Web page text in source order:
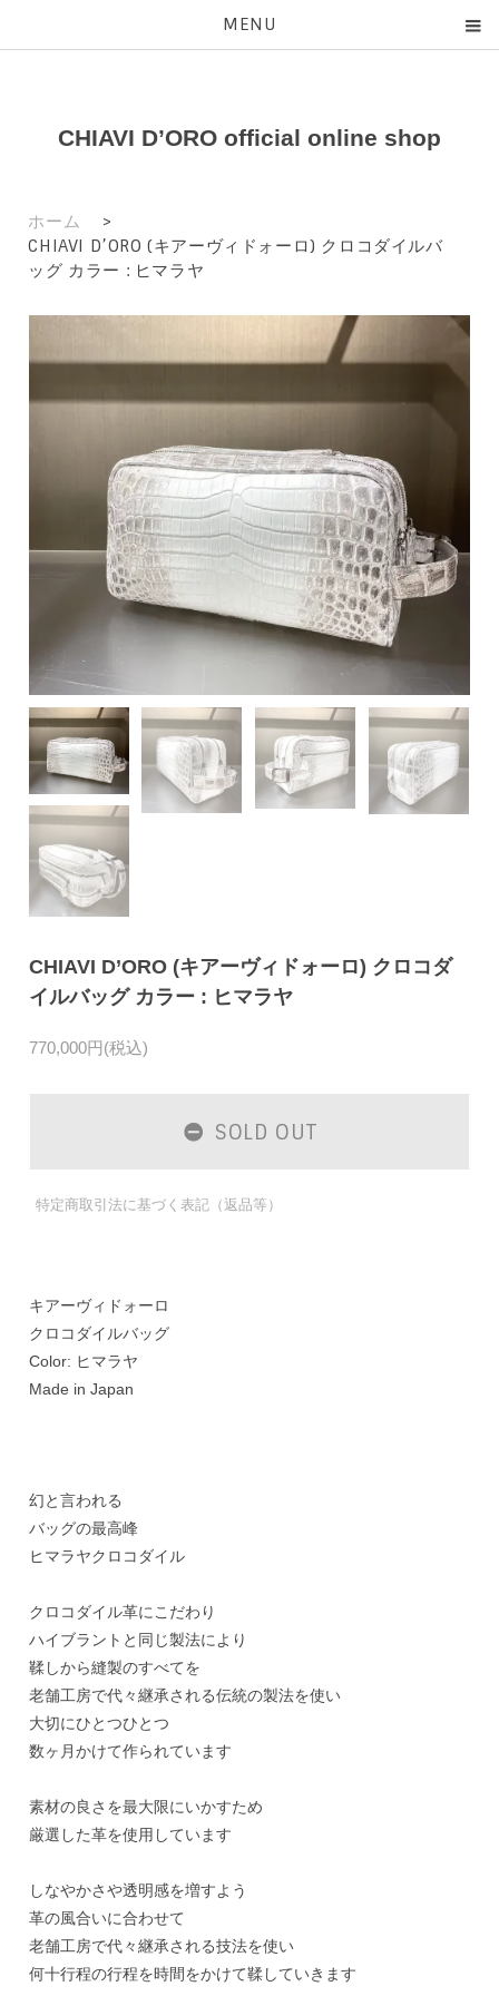
MENU
CHIAVI D’ORO official online shop
ホーム
>
CHIAVI D’ORO (キアーヴィドォーロ) クロコダイルバ
ッグ カラー : ヒマラヤ
CHIAVI D’ORO (キアーヴィドォーロ) クロコダ
イルバッグ カラー : ヒマラヤ
770,000円(税込)
SOLD OUT
特定商取引法に基づく表記（返品等）
キアーヴィドォーロ
クロコダイルバッグ
Color: ヒマラヤ
Made in Japan
幻と言われる
バッグの最高峰
ヒマラヤクロコダイル
クロコダイル革にこだわり
ハイブラントと同じ製法により
鞣しから縫製のすべてを
老舗工房で代々継承される伝統の製法を使い
大切にひとつひとつ
数ヶ月かけて作られています
素材の良さを最大限にいかすため
厳選した革を使用しています
しなやかさや透明感を増すよう
革の風合いに合わせて
老舗工房で代々継承される技法を使い
何十行程の行程を時間をかけて鞣していきます